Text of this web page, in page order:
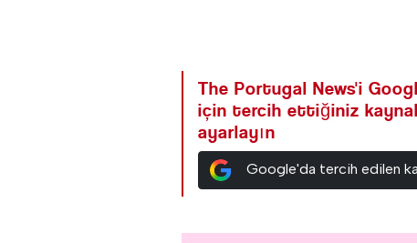
The Portugal News'i
için tercih ettiğiniz
ayarlayın
Google'da tercih edilen